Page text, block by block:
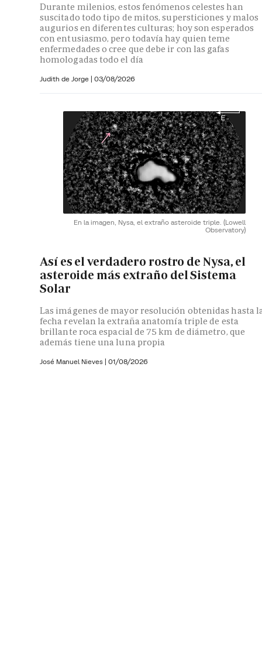
Durante milenios, estos fenómenos celestes han
suscitado todo tipo de mitos, supersticiones y malos
augurios en diferentes culturas; hoy son esperados
con entusiasmo, pero todavía hay quien teme
enfermedades o cree que debe ir con las gafas
homologadas todo el día
Judith de Jorge | 03/08/2026
En la imagen, Nysa, el extraño asteroide triple. (Lowell
Observatory)
Así es el verdadero rostro de Nysa, el
asteroide más extraño del Sistema
Solar
Las imágenes de mayor resolución obtenidas hasta
fecha revelan la extraña anatomía triple de esta
brillante roca espacial de 75 km de diámetro, que
además tiene una luna propia
José Manuel Nieves | 01/08/2026